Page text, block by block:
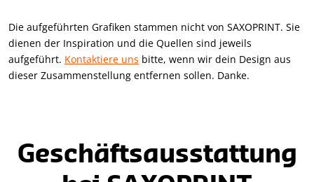
Die aufgeführten Grafiken stammen nicht von SAXOPRINT. Sie
dienen der Inspiration und die Quellen sind jeweils
aufgeführt. Kontaktiere uns bitte, wenn wir dein Design aus
dieser Zusammenstellung entfernen sollen. Danke.
Geschäftsausstattung